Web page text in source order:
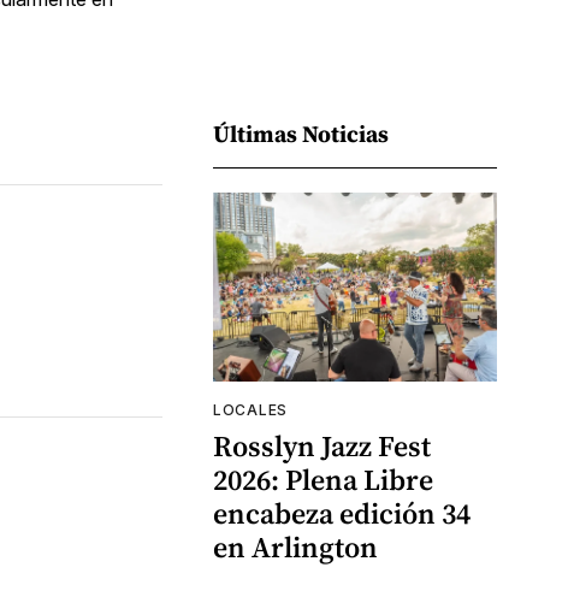
Últimas Noticias
LOCALES
Rosslyn Jazz Fest
2026: Plena Libre
encabeza edición 34
en Arlington